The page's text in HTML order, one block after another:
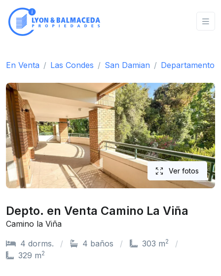
En Venta Las Condes San Damian Departamento
Ver fotos
Depto. en Venta Camino La Viña
Camino la Viña
4 dorms.
4 baños 303 m2
329 m2